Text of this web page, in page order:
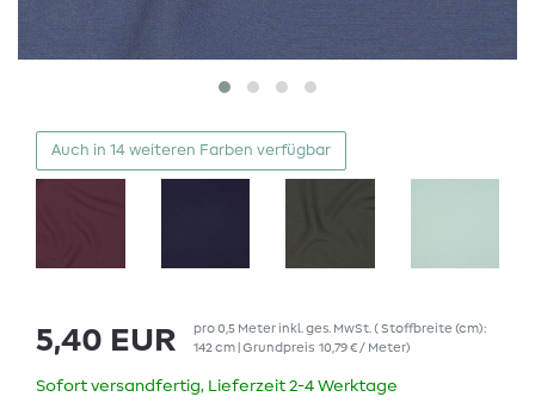
Auch in 14 weiteren Farben verfügbar
5,40 EUR pro0,5 Meterinkl. ges. MwSt. ( Stoffbreite (cm):
142 cm | Grundpreis 10,79 € / Meter)
Sofort versandfertig, Lieferzeit 2-4 Werktage